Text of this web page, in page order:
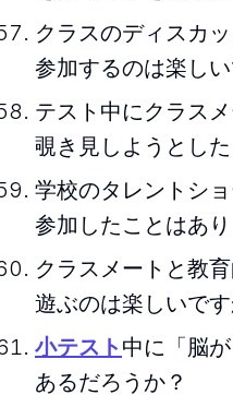
クラスのディスカ
参加するのは楽し
テスト中にクラス
覗き見しようとし
学校のタレントシ
参加したことはあ
クラスメートと教
遊ぶのは楽しいです
小テスト 中に「脳
あるだろうか？